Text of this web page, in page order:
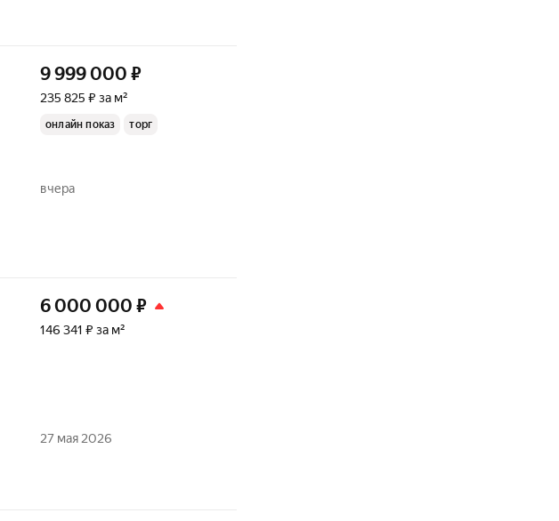
9 999 000 ₽
235 825 ₽ за м²
онлайн показ торг
вчера
6 000 000 ₽
146 341 ₽ за м²
27 мая 2026